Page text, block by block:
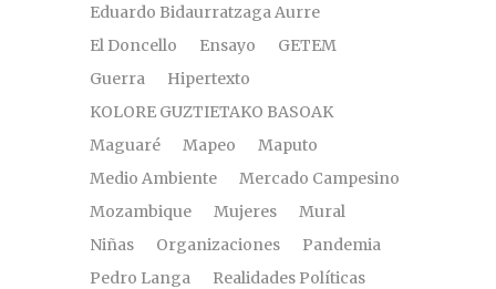
Eduardo Bidaurratzaga Aurre
El Doncello
Ensayo
GETEM
Guerra
Hipertexto
KOLORE GUZTIETAKO BASOAK
Maguaré
Mapeo
Maputo
Medio Ambiente
Mercado Campesino
Mozambique
Mujeres
Mural
Niñas
Organizaciones
Pandemia
Pedro Langa
Realidades Políticas